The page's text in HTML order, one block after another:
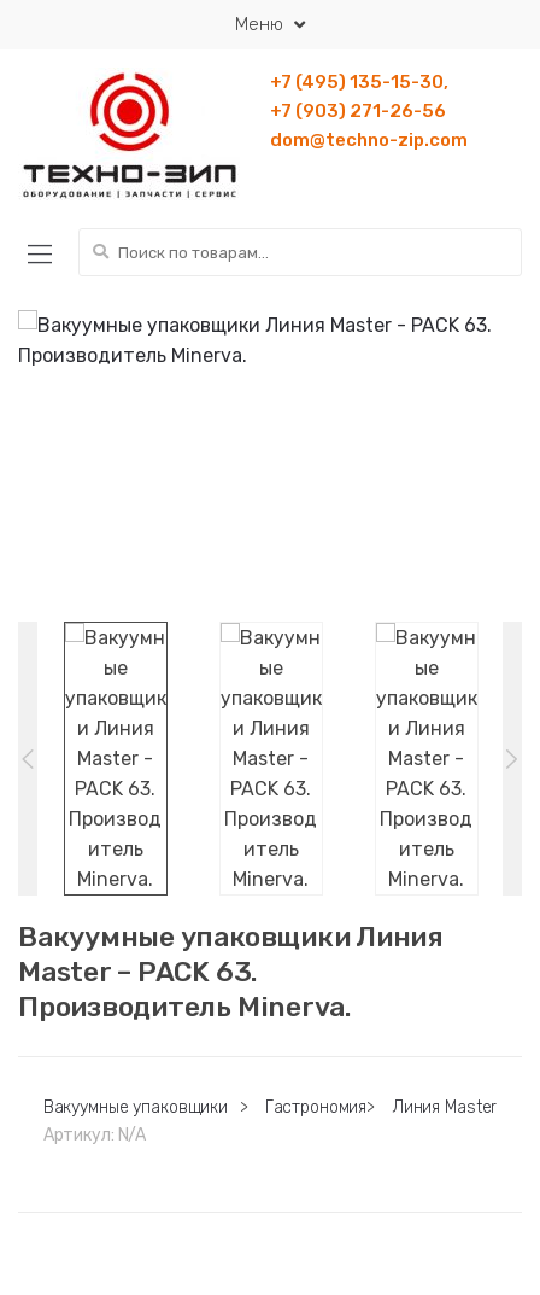
Меню
+7 (495) 135-15-30,
+7 (903) 271-26-56
dom@techno-zip.com
Искать:
Вакуумные упаковщики Линия
Master – PACK 63.
Производитель Minerva.
Вакуумные упаковщики > Гастрономия>
Линия Master
Артикул: N/A